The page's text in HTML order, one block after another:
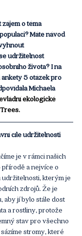
o téma
Máte návod
udržitelnost
života? I na
5 otázek pro
Michaela
ekologické
cíle udržitelnosti
je v rámci našich
přírodě a nejvíce o
kterým je
zdrojů. Že je
aby jí bylo stále dost
a rostliny, protože
stav pro všechno
stromy, které